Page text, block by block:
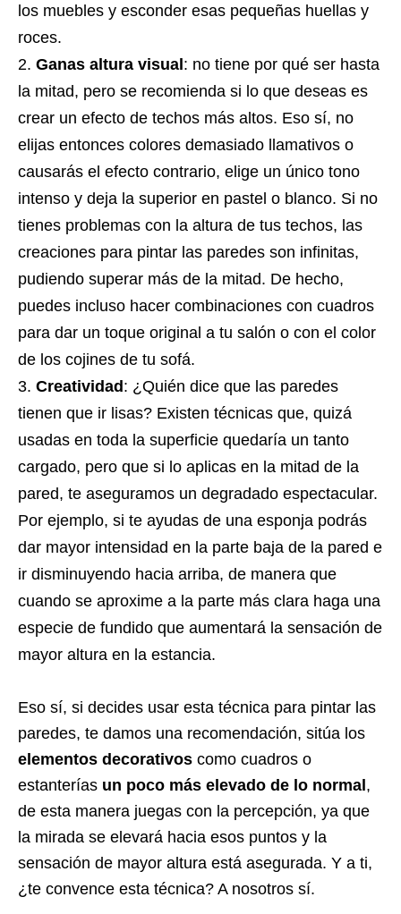
los muebles y esconder esas pequeñas huellas y
roces.
Ganas altura visual: no tiene por qué ser hasta
la mitad, pero se recomienda si lo que deseas es
crear un efecto de techos más altos. Eso sí, no
elijas entonces colores demasiado llamativos o
causarás el efecto contrario, elige un único tono
intenso y deja la superior en pastel o blanco. Si no
tienes problemas con la altura de tus techos, las
creaciones para pintar las paredes son infinitas,
pudiendo superar más de la mitad. De hecho,
puedes incluso hacer combinaciones con cuadros
para dar un toque original a tu salón o con el color
de los cojines de tu sofá.
Creatividad: ¿Quién dice que las paredes
tienen que ir lisas? Existen técnicas que, quizá
usadas en toda la superficie quedaría un tanto
cargado, pero que si lo aplicas en la mitad de la
pared, te aseguramos un degradado espectacular.
Por ejemplo, si te ayudas de una esponja podrás
dar mayor intensidad en la parte baja de la pared e
ir disminuyendo hacia arriba, de manera que
cuando se aproxime a la parte más clara haga una
especie de fundido que aumentará la sensación de
mayor altura en la estancia.
Eso sí, si decides usar esta técnica para pintar las
paredes, te damos una recomendación, sitúa los
elementos decorativos como cuadros o
estanterías un poco más elevado de lo normal,
de esta manera juegas con la percepción, ya que
la mirada se elevará hacia esos puntos y la
sensación de mayor altura está asegurada. Y a ti,
¿te convence esta técnica? A nosotros sí.